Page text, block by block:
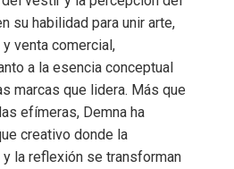
su habilidad para unir arte,
venta comercial,
a la esencia conceptual
marcas que lidera. Más que
efímeras, Demna ha
creativo donde la
la reflexión se transforman